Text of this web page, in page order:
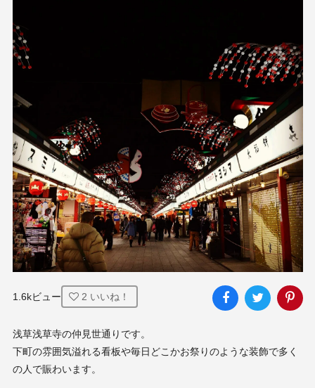
1.6kビュー 2 いいね！
浅草浅草寺の仲見世通りです。
下町の雰囲気溢れる看板や毎日どこかお祭りのような装飾で多く
の人で賑わいます。